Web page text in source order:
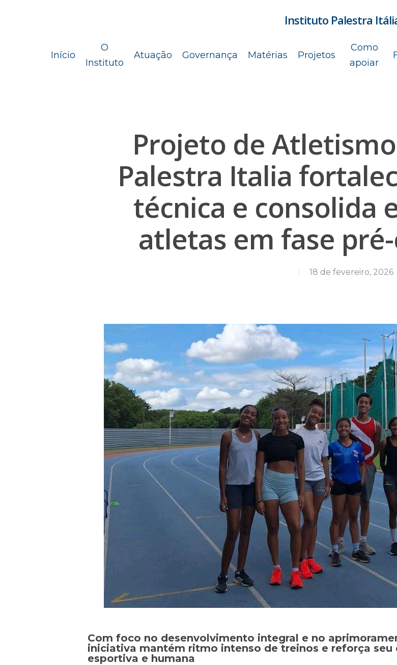
Pressione Enter para pesquisar ou ESC para fechar
Instituto Palestra
Início
O
Instituto
Atuação Governança Matérias Projetos
Como
apoiar
Projeto de
Palestra Italia
técnica e consolida
atletas em fase
18 de fevereiro, 2026
Com foco no desenvolvimento integral e no
iniciativa mantém ritmo intenso de treinos e reforça
esportiva e humana